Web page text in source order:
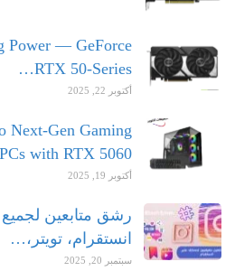
Power — GeForce
RTX 50-Series…
أكتوبر 22, 2025
Next-Gen Gaming
PCs with RTX 5060…
أكتوبر 19, 2025
رشق متابعين
انستقرام، تويتر،…
سبتمبر 20, 2025